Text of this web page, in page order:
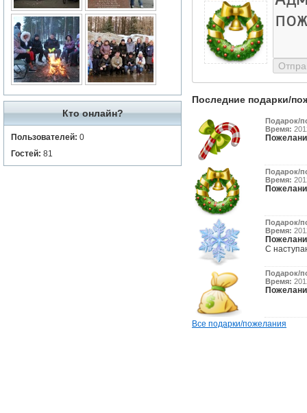
Кто онлайн?
Пользователей: 0
Гостей: 81
Последние подарки/
Подарок/
Время:
Подарок/
Время:
Подарок/
Время:
С
Подарок/
Время:
Все подарки/пожелания